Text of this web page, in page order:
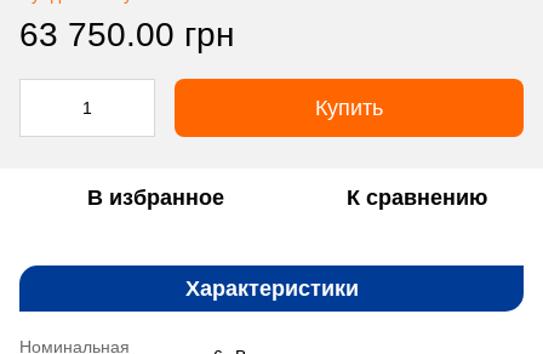
63 750.00 грн
Купить
В избранное К сравнению
Характеристики
Номинальная